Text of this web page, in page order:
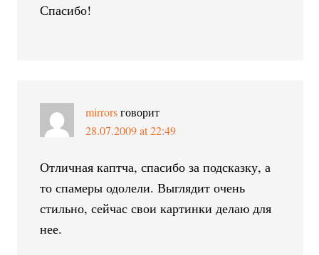
Спасибо!
mirrors говорит
28.07.2009 at 22:49
Отличная каптча, спасибо за подсказку, а
то спамеры одолели. Выглядит очень
стильно, сейчас свои картинки делаю для
нее.